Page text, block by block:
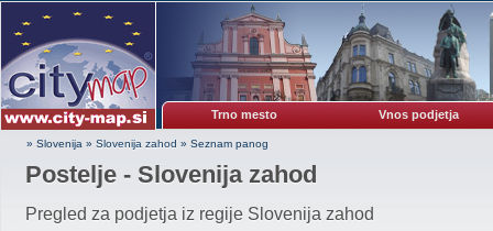
Trno mesto Vnos podjetja
» Slovenija » Slovenija zahod » Seznam panog
Postelje - Slovenija zahod
Pregled za podjetja iz regije Slovenija zahod